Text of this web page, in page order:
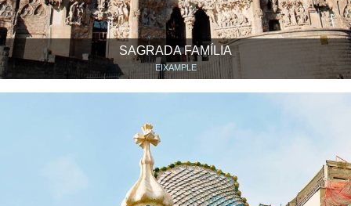
SAGRADA FAMÍLIA
EIXAMPLE